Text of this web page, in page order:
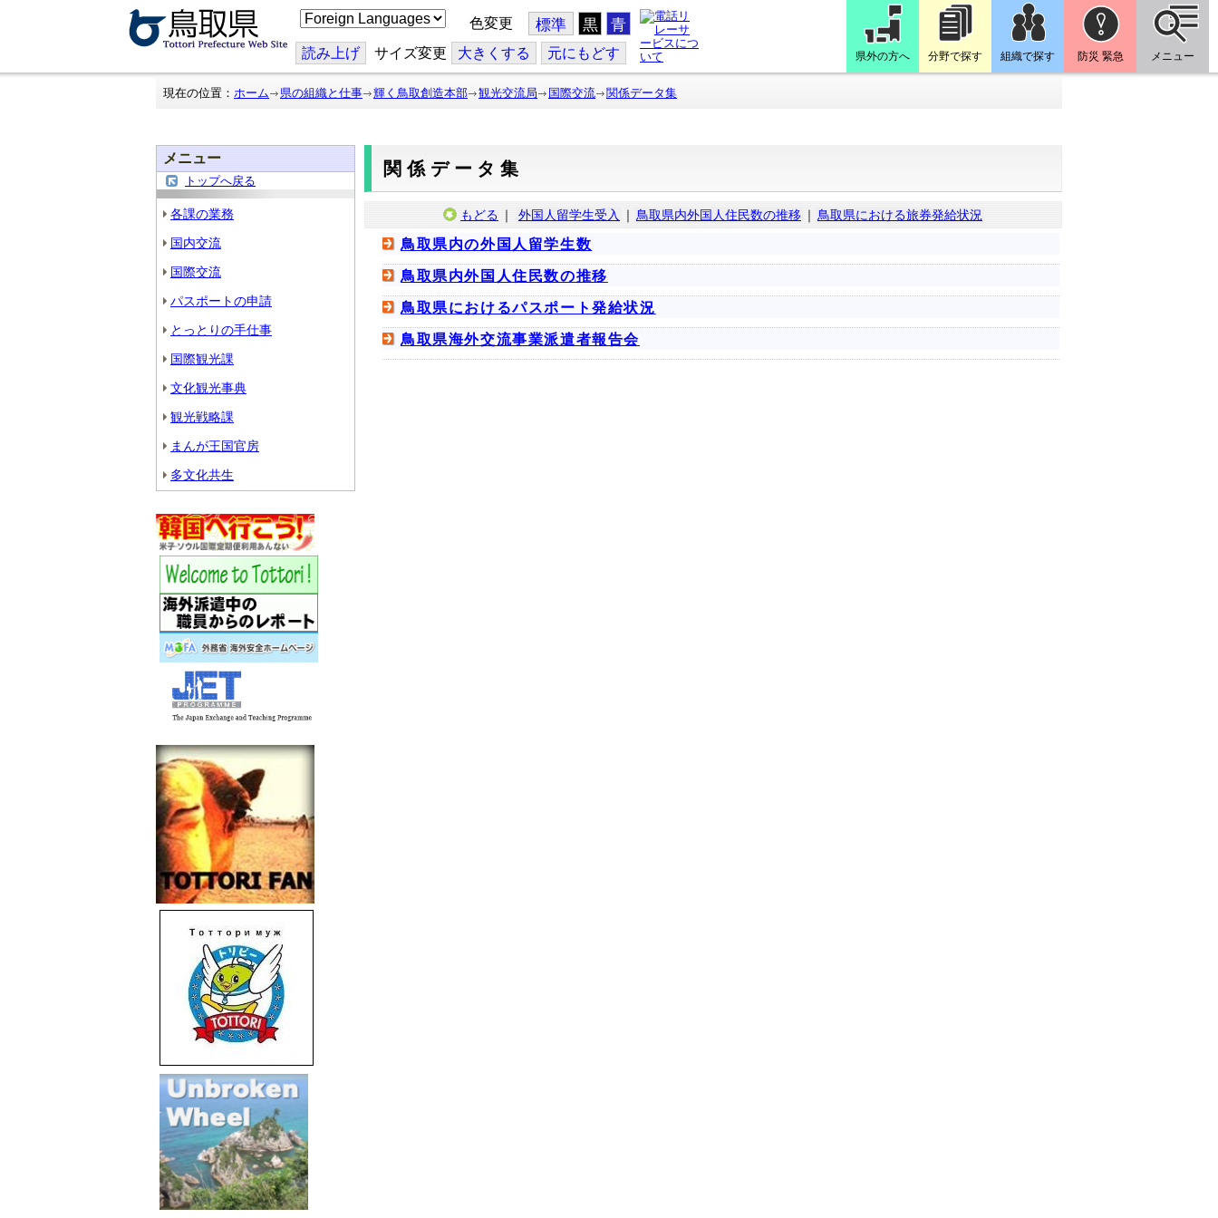
こ
の
ジ
を
翻
色変更 標準 黒 青
読み上げ サイズ変更 大きくする 元にもどす 県外の方へ 分野で探す 組織で探す 防災 緊急 メニュー
現在の位置： ホーム 県の組織と仕事 輝く鳥取創造本部 観光交流局 国際交流 関係データ集
メニュー
トップへ戻る
各課の業務
国内交流
国際交流
パスポートの申請
とっとりの手仕事
国際観光課
文化観光事典
観光戦略課
まんが王国官房
多文化共生
関係データ集
もどる ｜ 外国人留学生受入 ｜ 鳥取県内外国人住民数の推移 ｜ 鳥取県における旅券発給状況
鳥取県内の外国人留学生数
鳥取県内外国人住民数の推移
鳥取県におけるパスポート発給状況
鳥取県海外交流事業派遣者報告会